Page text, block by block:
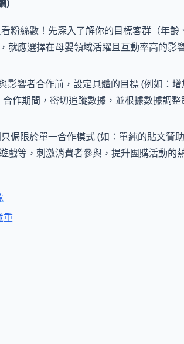
)
粉絲數！先深入了解你的目標客群（年
就應選擇在母嬰領域活躍且互動率高的影
影響者合作前，設定具體的目標 (例如：增
作期間，密切追蹤數據，並根據數據調
侷限於單一合作模式 (如：單純的貼文贊
等，刺激消費者參與，提升團購活動的
重